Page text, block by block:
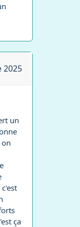
2025
un
ça